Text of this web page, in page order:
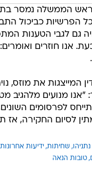
הממשלה נמסר
הפרשיות כביכול
גם לגבי הטענות
אנו חוזרים ואומרים:
המייצגות את מוזס,
"אנו מנועים מלהגיב
לפרסומים השונים,
לסיום החקירה,
נתניהו שחיתות ידיעות אחרונות
טובות הנאה